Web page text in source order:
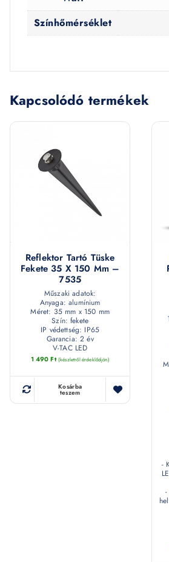
Színhőmérséklet
Kapcsolódó termékek
Reflektor Tartó Tüske
Fekete 35 X 150 Mm –
7535
Műszaki adatok:
Anyaga: alumínium
Méret: 35 mm x 150 mm
Szín: fekete
IP védettség: IP65
Garancia: 2 év
V-TAC LED
1 490Ft (készletről érdeklődjön)
Kosárba
teszem
-